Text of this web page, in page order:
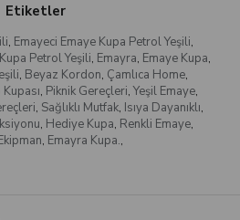
Etiketler
, Emayeci Emaye Kupa Petrol Yeşili,
Petrol Yeşili, Emayra, Emaye Kupa,
, Beyaz Kordon, Çamlıca Home,
, Piknik Gereçleri,Yeşil Emaye,
, Sağlıklı Mutfak, Isıya Dayanıklı,
, Hediye Kupa, Renkli Emaye,
, Emayra Kupa.,